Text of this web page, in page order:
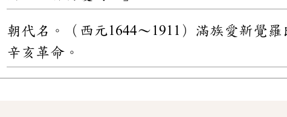
朝代名。（西元1644～1911）滿族愛新覺
辛亥革命。